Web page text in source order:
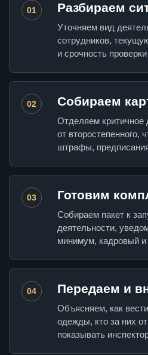
01 Разбираем
Уточняем вид
сотрудников,
и срочность
02 Собираем
Отделяем критичное
от второстепенного,
штрафы,
03 Готовим
Собираем пакет к
деятельности,
минимум, кадровый
04 Передаем и
Объясняем, как
одежды, кто за них
показывать